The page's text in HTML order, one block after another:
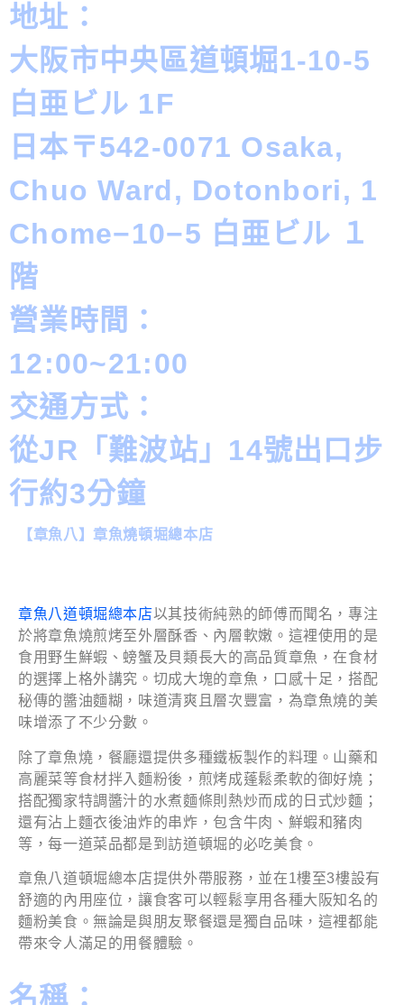
地址：
大阪市中央區道頓堀1-10-5
白亜ビル 1F
日本〒542-0071 Osaka,
Chuo Ward, Dotonbori, 1
Chome−10−5 白亜ビル １
階
營業時間：
12:00~21:00
交通方式：
從JR「難波站」14號出口步
行約3分鐘
【章魚八】章魚燒頓堀總本店
章魚八道頓堀總本店以其技術純熟的師傅而聞名，專注
於將章魚燒煎烤至外層酥香、內層軟嫩。這裡使用的是
食用野生鮮蝦、螃蟹及貝類長大的高品質章魚，在食材
的選擇上格外講究。切成大塊的章魚，口感十足，搭配
秘傳的醬油麵糊，味道清爽且層次豐富，為章魚燒的美
味增添了不少分數。
除了章魚燒，餐廳還提供多種鐵板製作的料理。山藥和
高麗菜等食材拌入麵粉後，煎烤成蓬鬆柔軟的御好燒；
搭配獨家特調醬汁的水煮麵條則熱炒而成的日式炒麵；
還有沾上麵衣後油炸的串炸，包含牛肉、鮮蝦和豬肉
等，每一道菜品都是到訪道頓堀的必吃美食。
章魚八道頓堀總本店提供外帶服務，並在1樓至3樓設有
舒適的內用座位，讓食客可以輕鬆享用各種大阪知名的
麵粉美食。無論是與朋友聚餐還是獨自品味，這裡都能
帶來令人滿足的用餐體驗。
名稱：